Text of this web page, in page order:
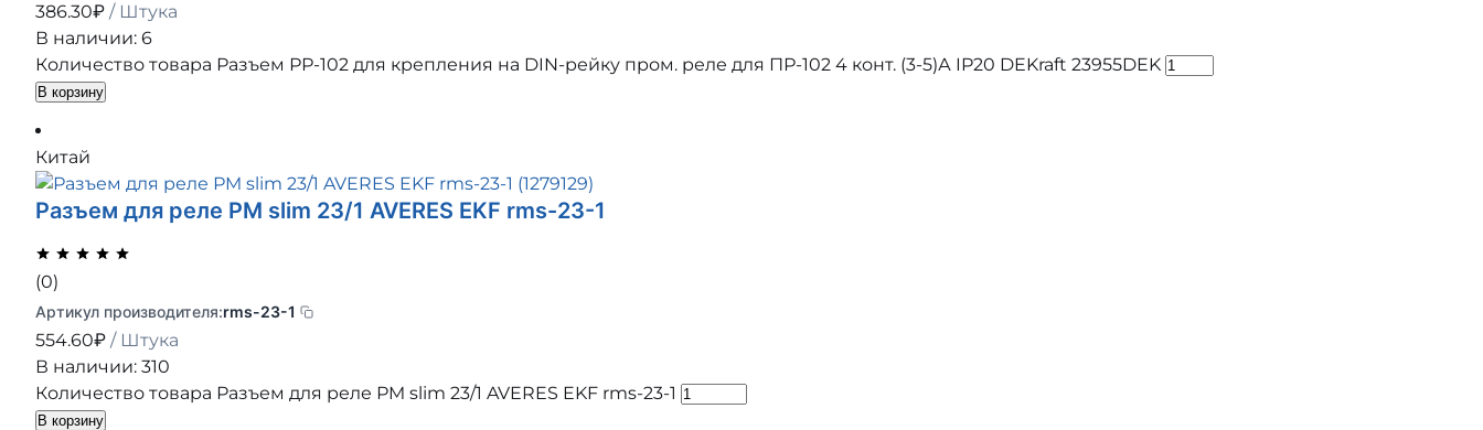
386.30₽ / Штука
В наличии: 6
Количество товара Разъем РР-102 для крепления на DIN-рейку пром. реле для ПР-102 4 конт. (3-5)А IP20 DEKraft 23955DEK
В корзину
Китай
Разъем для реле РM slim 23/1 AVERES EKF rms-23-1
(0)
Артикул производителя:rms-23-1
554.60₽ / Штука
В наличии: 310
Количество товара Разъем для реле РM slim 23/1 AVERES EKF rms-23-1
В корзину